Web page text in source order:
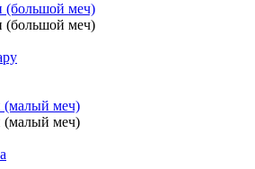
(большой меч)
(большой меч)
(малый меч)
(малый меч)